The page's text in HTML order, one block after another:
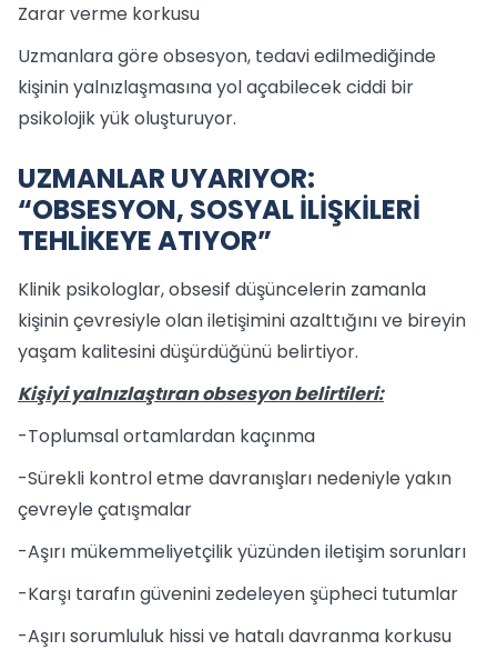
Zarar verme korkusu
Uzmanlara göre obsesyon, tedavi edilmediğinde
kişinin yalnızlaşmasına yol açabilecek ciddi bir
psikolojik yük oluşturuyor.
UZMANLAR UYARIYOR:
“OBSESYON, SOSYAL İLİŞKİLERİ
TEHLİKEYE ATIYOR”
Klinik psikologlar, obsesif düşüncelerin zamanla
kişinin çevresiyle olan iletişimini azalttığını ve bireyin
yaşam kalitesini düşürdüğünü belirtiyor.
Kişiyi yalnızlaştıran obsesyon belirtileri:
-Toplumsal ortamlardan kaçınma
-Sürekli kontrol etme davranışları nedeniyle yakın
çevreyle çatışmalar
-Aşırı mükemmeliyetçilik yüzünden iletişim sorunları
-Karşı tarafın güvenini zedeleyen şüpheci tutumlar
-Aşırı sorumluluk hissi ve hatalı davranma korkusu